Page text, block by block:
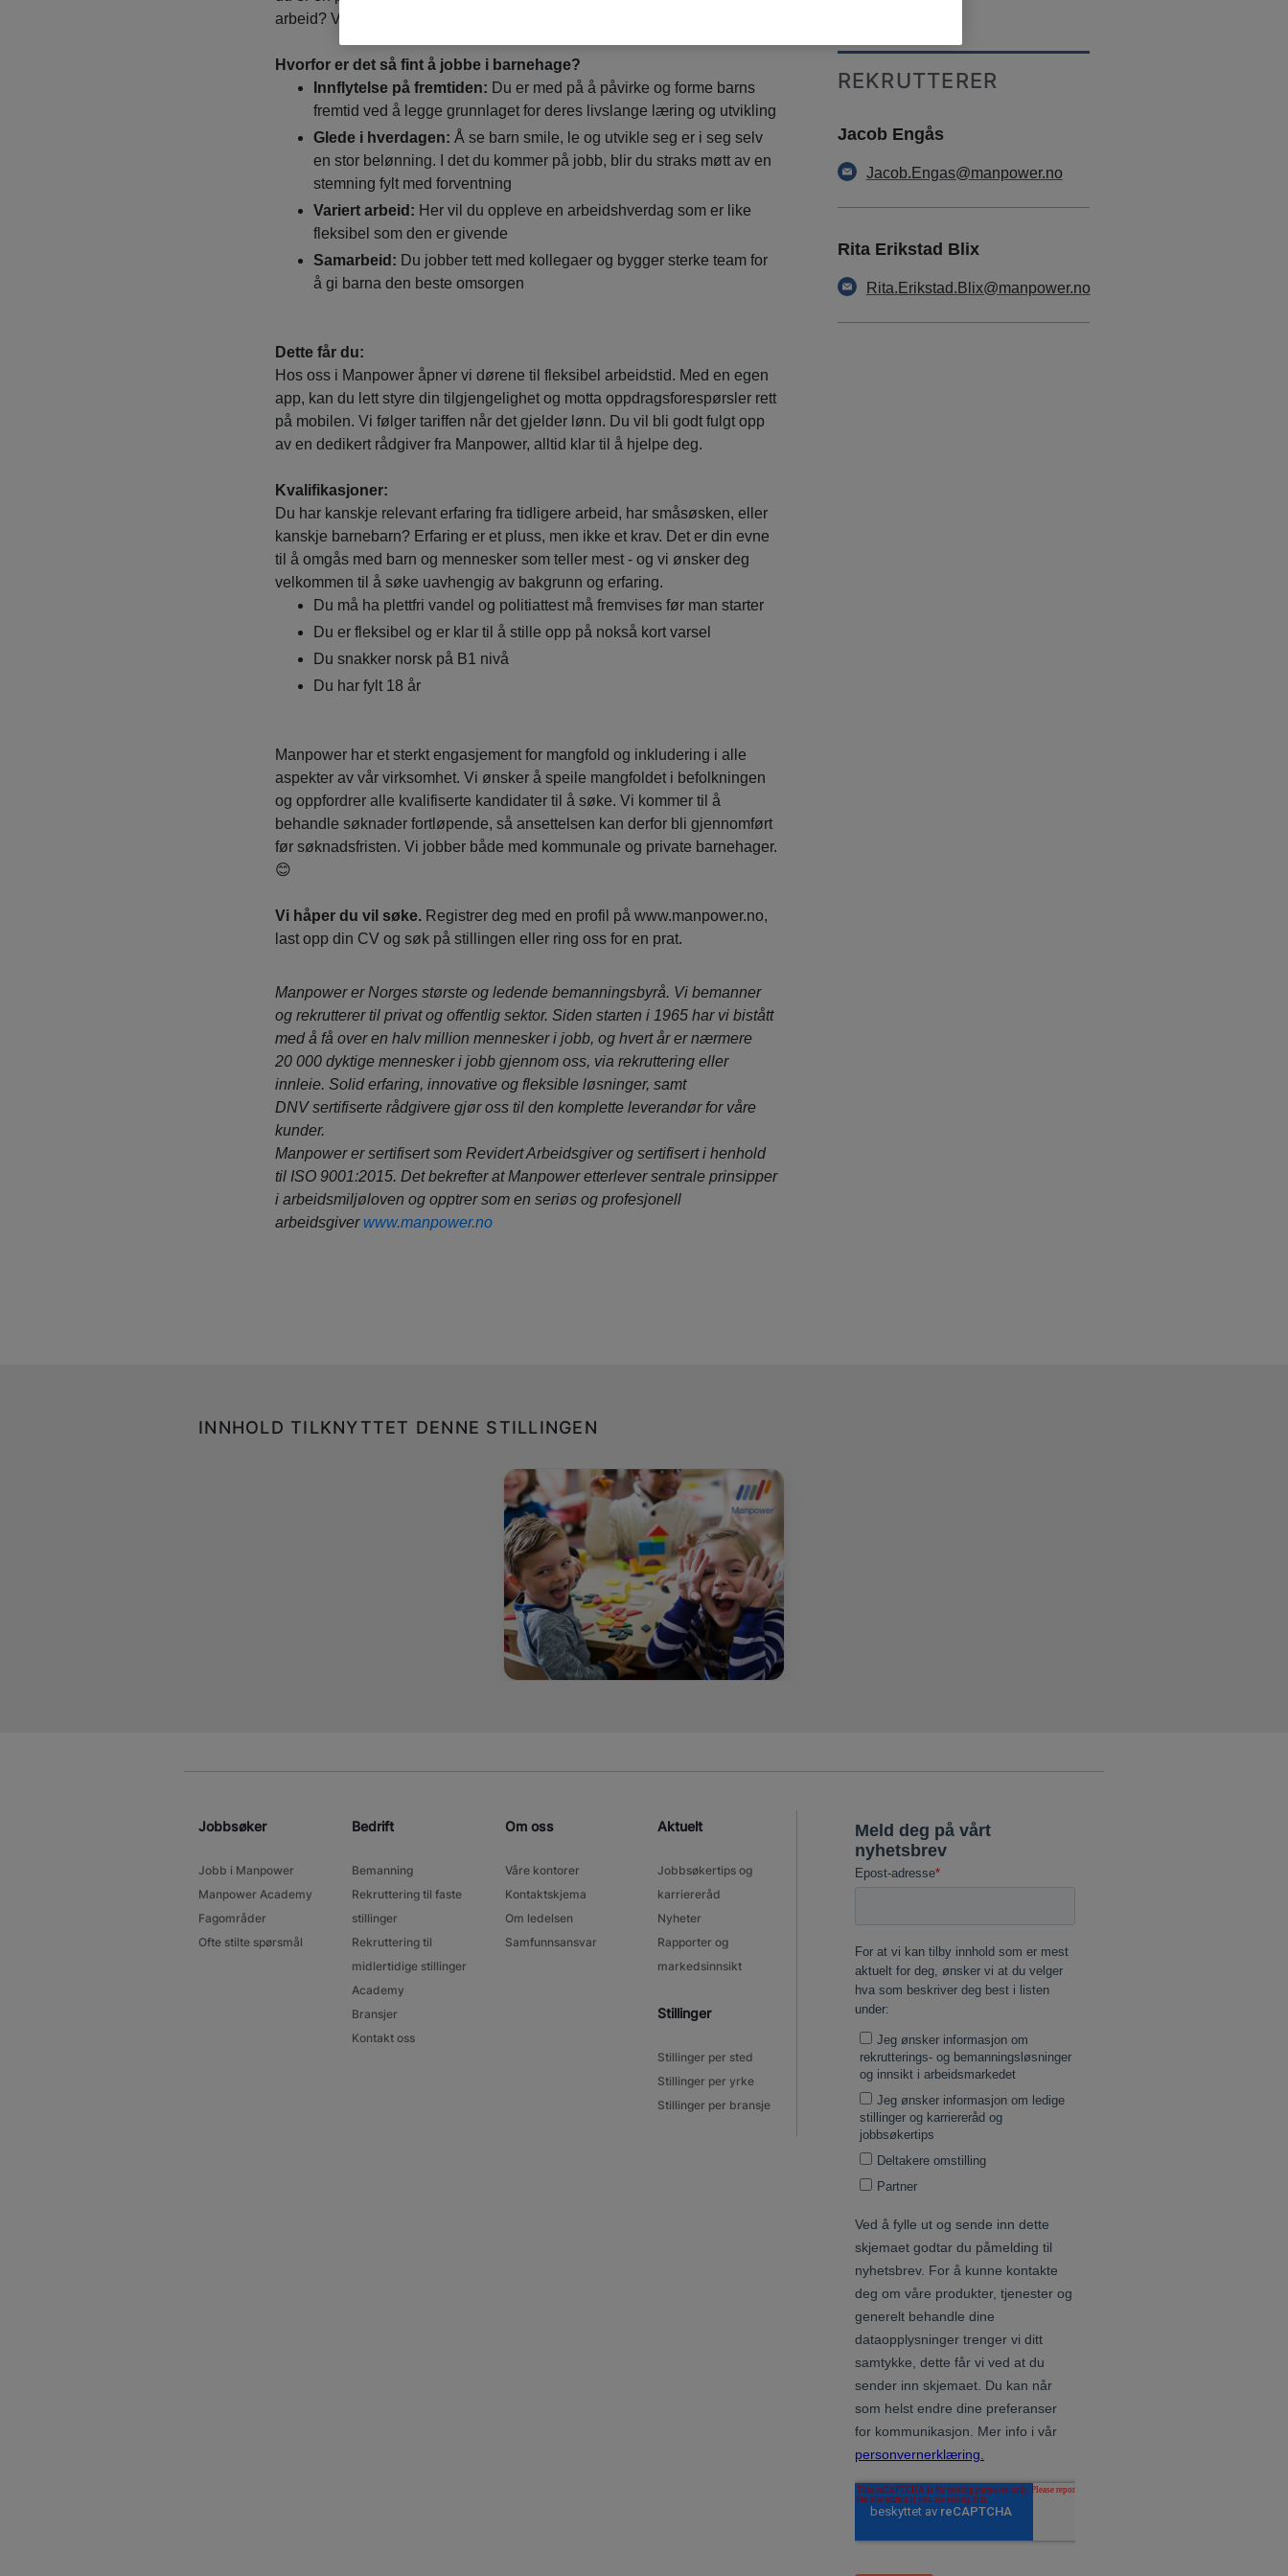
arbeid? Vi ønsker å høre fra deg uansett livssituasjon!
Hvorfor er det så fint å jobbe i barnehage?
Innflytelse på fremtiden: Du er med på å påvirke og forme barns
fremtid ved å legge grunnlaget for deres livslange læring og utvikling
Glede i hverdagen: Å se barn smile, le og utvikle seg er i seg selv
en stor belønning. I det du kommer på jobb, blir du straks møtt av en
stemning fylt med forventning
Variert arbeid: Her vil du oppleve en arbeidshverdag som er like
fleksibel som den er givende
Samarbeid: Du jobber tett med kollegaer og bygger sterke team for
å gi barna den beste omsorgen
Dette får du:
Hos oss i Manpower åpner vi dørene til fleksibel arbeidstid. Med en egen
app, kan du lett styre din tilgjengelighet og motta oppdragsforespørsler rett
på mobilen. Vi følger tariffen når det gjelder lønn. Du vil bli godt fulgt opp
av en dedikert rådgiver fra Manpower, alltid klar til å hjelpe deg.
Kvalifikasjoner:
Du har kanskje relevant erfaring fra tidligere arbeid, har småsøsken, eller
kanskje barnebarn? Erfaring er et pluss, men ikke et krav. Det er din evne
til å omgås med barn og mennesker som teller mest - og vi ønsker deg
velkommen til å søke uavhengig av bakgrunn og erfaring.
Du må ha plettfri vandel og politiattest må fremvises før man starter
Du er fleksibel og er klar til å stille opp på nokså kort varsel
Du snakker norsk på B1 nivå
Du har fylt 18 år
Manpower har et sterkt engasjement for mangfold og inkludering i alle
aspekter av vår virksomhet. Vi ønsker å speile mangfoldet i befolkningen
og oppfordrer alle kvalifiserte kandidater til å søke. Vi kommer til å
behandle søknader fortløpende, så ansettelsen kan derfor bli gjennomført
før søknadsfristen. Vi jobber både med kommunale og private barnehager.
😊
Vi håper du vil søke. Registrer deg med en profil på www.manpower.no,
last opp din CV og søk på stillingen eller ring oss for en prat.
Manpower er Norges største og ledende bemanningsbyrå. Vi bemanner
og rekrutterer til privat og offentlig sektor. Siden starten i 1965 har vi bistått
med å få over en halv million mennesker i jobb, og hvert år er nærmere
20 000 dyktige mennesker i jobb gjennom oss, via rekruttering eller
innleie. Solid erfaring, innovative og fleksible løsninger, samt
DNV sertifiserte rådgivere gjør oss til den komplette leverandør for våre
kunder.
Manpower er sertifisert som Revidert Arbeidsgiver og sertifisert i henhold
til ISO 9001:2015. Det bekrefter at Manpower etterlever sentrale prinsipper
i arbeidsmiljøloven og opptrer som en seriøs og profesjonell
arbeidsgiver www.manpower.no
REKRUTTERER
Jacob Engås
Jacob.Engas@manpower.no
Rita Erikstad Blix
Rita.Erikstad.Blix@manpower.no
INNHOLD TILKNYTTET DENNE STILLINGEN
Jobbsøker
Jobb i Manpower
Manpower Academy
Fagområder
Ofte stilte spørsmål
Bedrift
Bemanning
Rekruttering til faste
stillinger
Rekruttering til
midlertidige stillinger
Academy
Bransjer
Kontakt oss
Om oss
Våre kontorer
Kontaktskjema
Om ledelsen
Samfunnsansvar
Aktuelt
Jobbsøkertips og
karriereråd
Nyheter
Rapporter og
markedsinnsikt
Stillinger
Stillinger per sted
Stillinger per yrke
Stillinger per bransje